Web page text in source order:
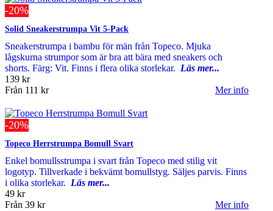
-20%
Solid Sneakerstrumpa Vit 5-Pack
Sneakerstrumpa i bambu för män från Topeco. Mjuka
lågskurna strumpor som är bra att bära med sneakers och
shorts. Färg: Vit. Finns i flera olika storlekar. Läs mer...
139 kr
Från 111 kr Mer info
-20%
Topeco Herrstrumpa Bomull Svart
Enkel bomullsstrumpa i svart från Topeco med stilig vit
logotyp. Tillverkade i bekvämt bomullstyg. Säljes parvis. Finns
i olika storlekar. Läs mer...
49 kr
Från 39 kr Mer info